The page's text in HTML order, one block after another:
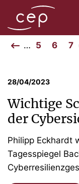
… 5 6 7
28/04/2023
Wichtige
der
Philipp Eckhardt
Tagesspiegel